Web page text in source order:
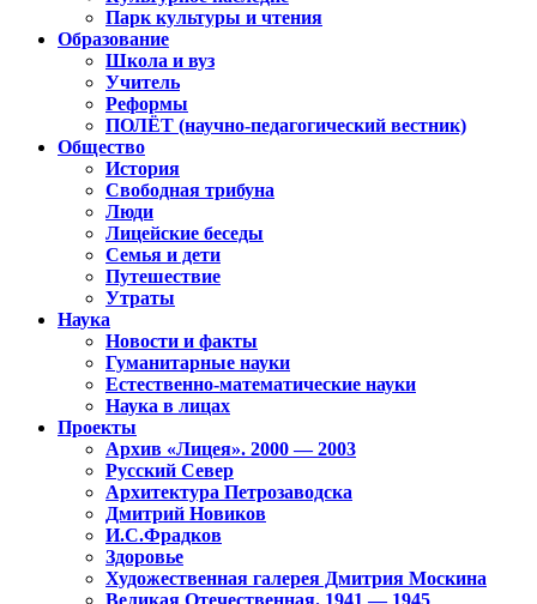
Парк культуры и чтения
Образование
Школа и вуз
Учитель
Реформы
ПОЛЁТ (научно-педагогический вестник)
Общество
История
Свободная трибуна
Люди
Лицейские беседы
Семья и дети
Путешествие
Утраты
Наука
Новости и факты
Гуманитарные науки
Естественно-математические науки
Наука в лицах
Проекты
Архив «Лицея». 2000 — 2003
Русский Север
Архитектура Петрозаводска
Дмитрий Новиков
И.С.Фрадков
Здоровье
Художественная галерея Дмитрия Москина